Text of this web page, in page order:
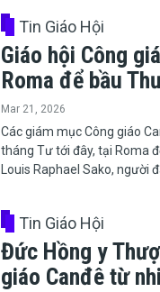
Tin Giáo Hội
Giáo hội Công
Roma để bầu
Mar 21, 2026
​​​​​​​Các giám mục Công giáo
tháng Tư tới đây, tại Roma
Louis Raphael Sako, người
Tin Giáo Hội
Đức Hồng y
giáo Canđê từ